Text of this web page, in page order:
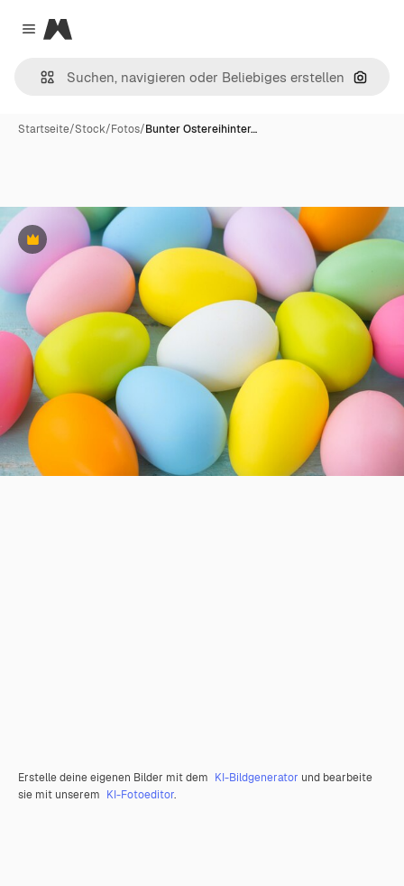
Close menu
Magnific
Nach
Startseite/Stock/Fotos/Bunter Ostereihinter…
Premium
Erstelle deine eigenen Bilder mit dem KI-Bildgenerator und bearbeite
sie mit unserem KI-Fotoeditor.